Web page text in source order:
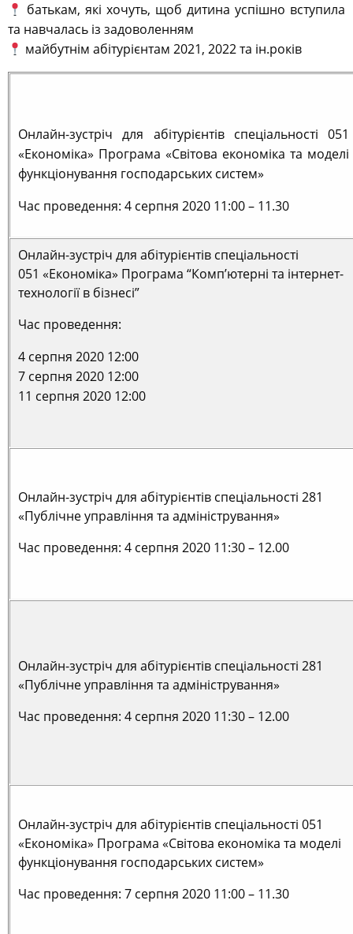
батькам, які хочуть, щоб дитина успішно вступила
та навчалась із задоволенням⠀
майбутнім абітурієнтам 2021, 2022 та ін.років⠀
Онлайн-зустріч для абітурієнтів спеціальності 051
«Економіка» Програма «Світова економіка та моделі
функціонування господарських систем»
Час проведення: 4 серпня 2020 11:00 – 11.30
Онлайн-зустріч для абітурієнтів спеціальності
051 «Економіка» Програма “Комп’ютерні та інтернет-
технології в бізнесі”
Час проведення:
4 серпня 2020 12:00
7 серпня 2020 12:00
11 серпня 2020 12:00
Онлайн-зустріч для абітурієнтів спеціальності 281
«Публічне управління та адміністрування»
Час проведення: 4 серпня 2020 11:30 – 12.00
Онлайн-зустріч для абітурієнтів спеціальності 281
«Публічне управління та адміністрування»
Час проведення: 4 серпня 2020 11:30 – 12.00
Онлайн-зустріч для абітурієнтів спеціальності 051
«Економіка» Програма «Світова економіка та моделі
функціонування господарських систем»
Час проведення: 7 серпня 2020 11:00 – 11.30